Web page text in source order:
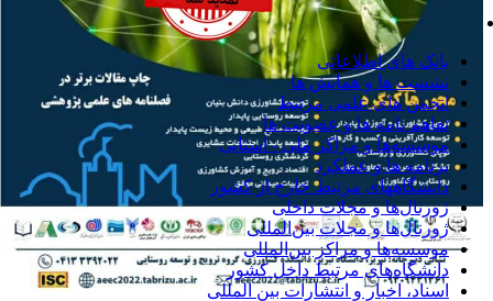
روابط بین الملل
بانک های اطلاعاتی
نشست ها و همایش ها
انجمن های علمی مرتبط
تفاهم نامه ها و عضویت ها
موسسه‌ها و مراکز ملی - استانی
برنامه ها و عملکرد
دانشگاههای مرتبط خارج از کشور
ژورنال‌ها و مجلات داخلی
ژورنال‌ها و مجلات بین‌المللی
موسسه‌ها و مراکز بین‌المللی
دانشگاه‌های مرتبط داخل کشور
اسناد، اخبار و انتشارات بین المللی